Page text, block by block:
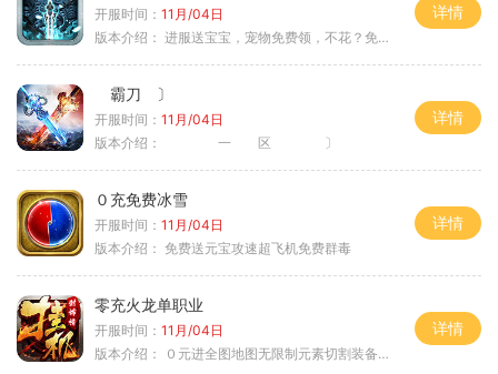
开服时间： 11月/04日
版本介绍： 进服送宝宝，宠物免费领，不花？免费通关！
详情
霸刀 〕
开服时间： 11月/04日
版本介绍：
一 区 〕
详情
０充免费冰雪
开服时间： 11月/04日
版本介绍： 免费送元宝攻速超飞机免费群毒
详情
零充火龙单职业
开服时间： 11月/04日
版本介绍：
０元进全图地图无限制元素切割装备鉴定
详情